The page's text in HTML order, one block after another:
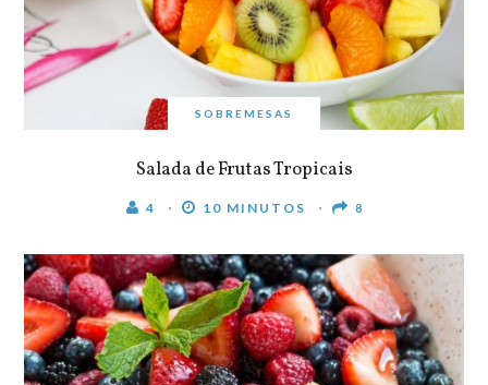
SOBREMESAS
Salada de Frutas Tropicais
4 10 MINUTOS 8